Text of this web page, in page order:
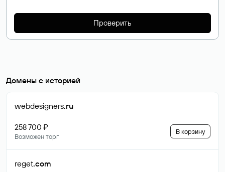
Проверить
Домены с историей
webdesigners.ru
258 700 ₽
Возможен торг
В корзину
reget.com